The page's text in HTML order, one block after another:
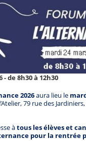
- de 8h30 à 12h30
2026aura lieu le
79 rue des
àtous les élèves et
pour la rentrée